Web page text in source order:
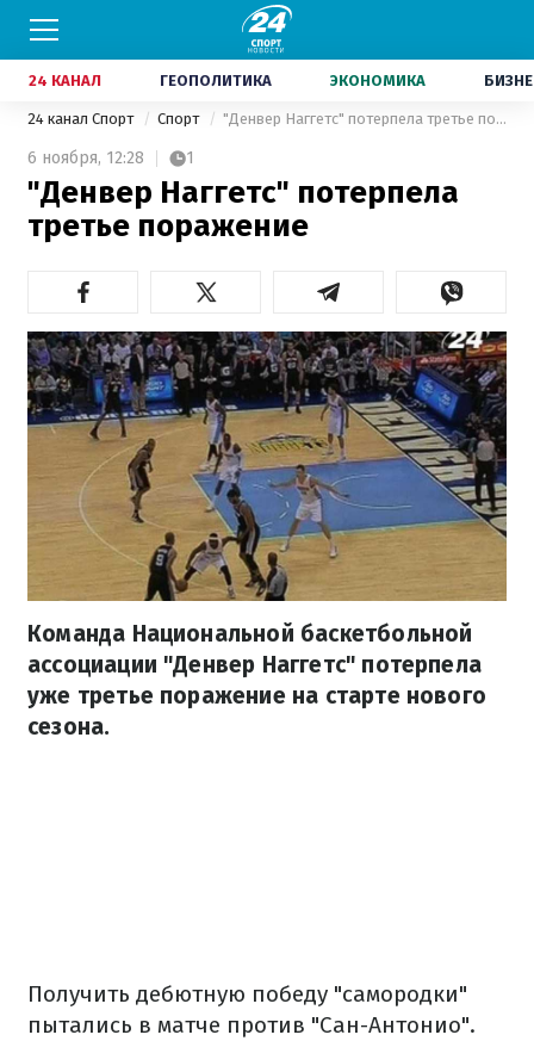
24 КАНАЛ ГЕОПОЛИТИКА ЭКОНОМИКА
24 канал Спорт Спорт "Денвер Наггетс" потерпела третье поражение
6 ноября, 12:28 1
"Денвер Наггетс" потерпела
третье поражение
Команда Национальной баскетбольной
ассоциации "Денвер Наггетс" потерпела
уже третье поражение на старте нового
сезона.
Получить дебютную победу "самородки"
пытались в матче против "Сан-Антонио".